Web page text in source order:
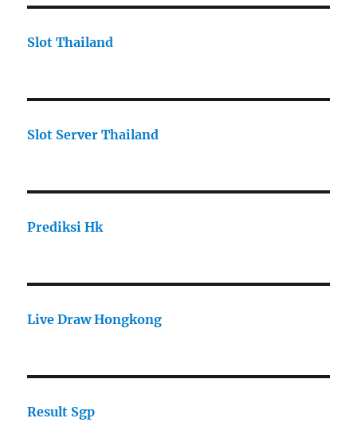
Slot Thailand
Slot Server Thailand
Prediksi Hk
Live Draw Hongkong
Result Sgp